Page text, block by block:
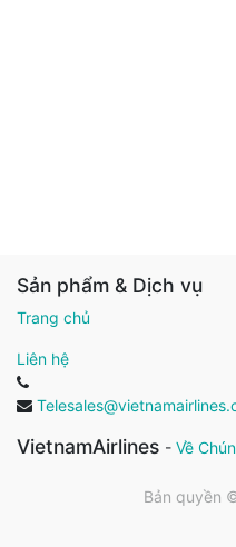
Sản phẩm & Dịch vụ
Trang chủ
Liên hệ
VietnamAirlines - Về
Bản quyền